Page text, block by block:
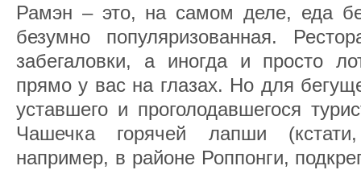
Рамэн – это, на самом деле, еда
безумно популяризованная.
забегаловки, а иногда и просто
прямо у вас на глазах. Но для
уставшего и проголодавшегося
Чашечка горячей лапши
например, в районе Роппонги,